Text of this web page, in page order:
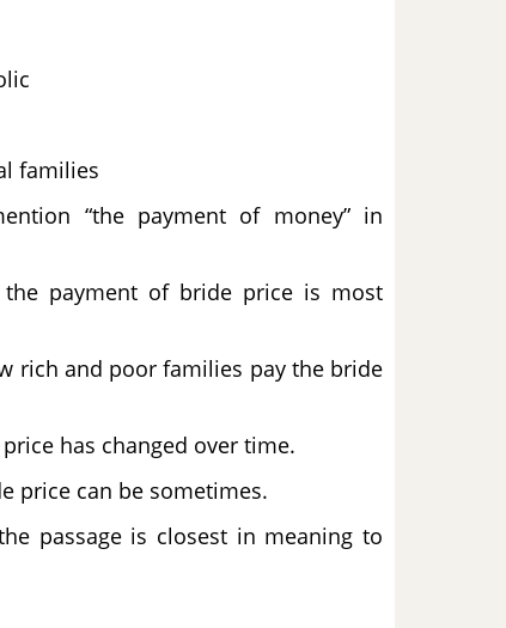
families
“the payment of money” in
payment of bride price is most
rich and poor families pay the bride
has changed over time.
price can be sometimes.
passage is closest in meaning to